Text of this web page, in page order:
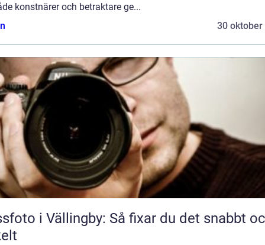
konstnärer och betraktare ge...
30 oktober
i Vällingby: Så fixar du det snabbt